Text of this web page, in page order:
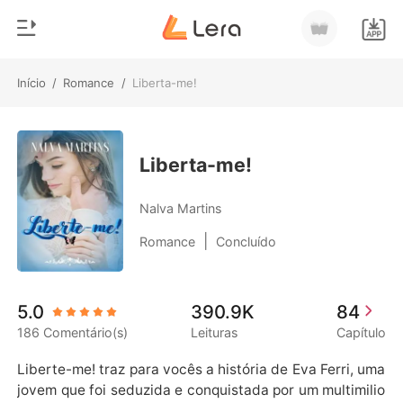
Início / Romance / Liberta-me!
Loja
Histórico
Sair
Baixar App
Gênero
Moderno
Lobisomem
Contos
Bilionários
Liberta-me!
Nalva Martins
Romance Concluído
5.0
186 Comentário(s)
390.9K
Leituras
84
Capítulo
Liberte-me! traz para vocês a história de Eva Ferri, uma
jovem que foi seduzida e conquistada por um multimilio